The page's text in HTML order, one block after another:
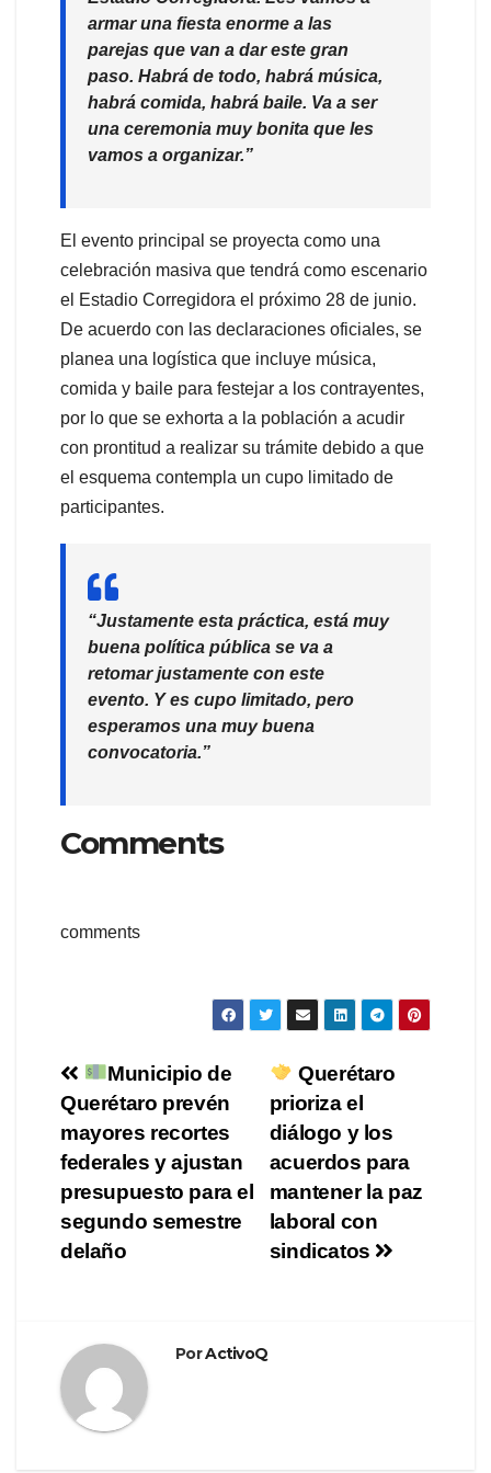
armar una fiesta enorme a las
parejas que van a dar este gran
paso. Habrá de todo, habrá música,
habrá comida, habrá baile. Va a ser
una ceremonia muy bonita que les
vamos a organizar.”
El evento principal se proyecta como una
celebración masiva que tendrá como escenario
el Estadio Corregidora el próximo 28 de junio.
De acuerdo con las declaraciones oficiales, se
planea una logística que incluye música,
comida y baile para festejar a los contrayentes,
por lo que se exhorta a la población a acudir
con prontitud a realizar su trámite debido a que
el esquema contempla un cupo limitado de
participantes.
“Justamente esta práctica, está muy
buena política pública se va a
retomar justamente con este
evento. Y es cupo limitado, pero
esperamos una muy buena
convocatoria.”
Comments
comments
Navegación
de
entradas
Querétaro
prioriza el
diálogo y los
acuerdos para
mantener la paz
laboral con
sindicatos
Municipio de
Querétaro prevén
mayores recortes
federales y ajustan
presupuesto para el
segundo semestre
delaño
PorActivoQ